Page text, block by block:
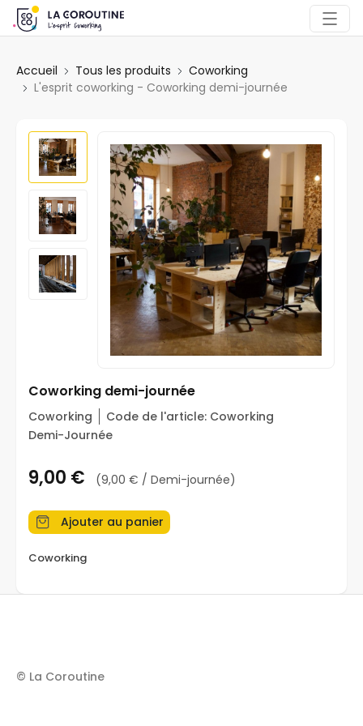
Accueil Tous les produits
Coworking
L'esprit coworking - Coworking demi-journée
Coworking demi-journée
Coworking Code de l'article: Coworking
Demi-Journée
Prix
9,00 € (9,00 € / Demi-journée)
Ajouter au panier
Coworking
© La Coroutine